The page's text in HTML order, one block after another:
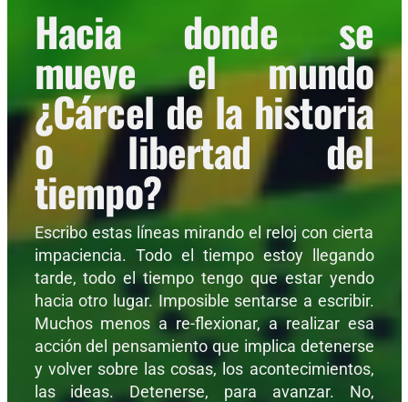
Hacia donde se
mueve el mundo
¿Cárcel de la historia
o libertad del
tiempo?
Escribo estas líneas mirando el reloj con cierta
impaciencia. Todo el tiempo estoy llegando
tarde, todo el tiempo tengo que estar yendo
hacia otro lugar. Imposible sentarse a escribir.
Muchos menos a re-flexionar, a realizar esa
acción del pensamiento que implica detenerse
y volver sobre las cosas, los acontecimientos,
las ideas. Detenerse, para avanzar. No,